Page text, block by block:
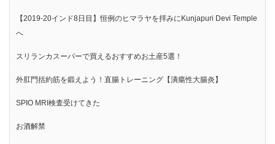
【2019-20インド8日目】恒例のヒマラヤを拝みにKunjapuri Devi Temple
へ
スリランカスーパーで買えるおすすめお土産5選！
外肛門括約筋を鍛えよう！直腸トレーニング【潰瘍性大腸炎】
SPIO MRI検査受けてきた
お酒解禁